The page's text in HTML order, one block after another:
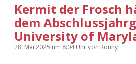
KFMW-
kfmw.stuff
Contact
Kermit der Frosch
dem
University of
28. Mai 2025 um 8:04 Uhrvon Ronny